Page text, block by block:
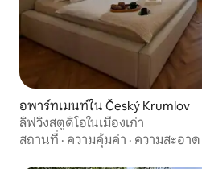
อพาร์ทเมนท์ใน Český Krumlov
ลิฟวิงสตูดิโอในเมืองเก่า
สถานที่ · ความคุ้มค่า · ความสะอาด